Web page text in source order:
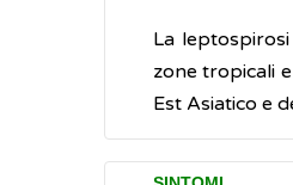
La
zone tropicali
Est Asiatico e